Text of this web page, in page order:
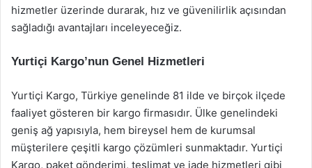
hizmetler üzerinde durarak, hız ve güvenilirlik açısından
sağladığı avantajları inceleyeceğiz.
Yurtiçi Kargo’nun Genel Hizmetleri
Yurtiçi Kargo, Türkiye genelinde 81 ilde ve birçok ilçede
faaliyet gösteren bir kargo firmasıdır. Ülke genelindeki
geniş ağ yapısıyla, hem bireysel hem de kurumsal
müşterilere çeşitli kargo çözümleri sunmaktadır. Yurtiçi
Kargo, paket gönderimi, teslimat ve iade hizmetleri gibi